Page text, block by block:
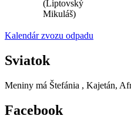
(Liptovský
Mikuláš)
Kalendár zvozu odpadu
Sviatok
Meniny má Štefánia , Kajetán,
Facebook